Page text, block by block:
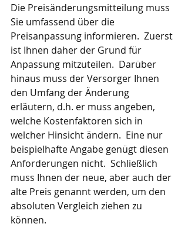
Die Preisänderungsmitteilung muss
Sie umfassend über die
Preisanpassung informieren.  Zuerst
ist Ihnen daher der Grund für
Anpassung mitzuteilen.  Darüber
hinaus muss der Versorger Ihnen
den Umfang der Änderung
erläutern, d.h. er muss angeben,
welche Kostenfaktoren sich in
welcher Hinsicht ändern.  Eine nur
beispielhafte Angabe genügt diesen
Anforderungen nicht.  Schließlich
muss Ihnen der neue, aber auch der
alte Preis genannt werden, um den
absoluten Vergleich ziehen zu
können.